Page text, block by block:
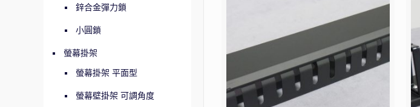
鋅合金彈力鎖
小圓鎖
螢幕掛架
螢幕掛架 平面型
螢幕壁掛架 可調角度